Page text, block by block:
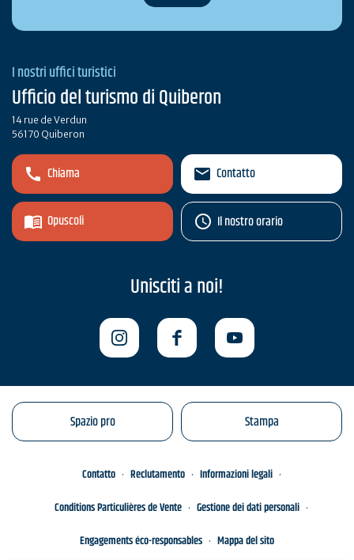
I nostri uffici turistici
Ufficio del turismo di Quiberon
14 rue de Verdun
56170 Quiberon
Chiama
Opuscoli
Contatto
Il nostro orario
Unisciti a noi!
Spazio pro Stampa
Contatto Reclutamento
Informazioni legali
Conditions Particulières de Vente
Gestione dei dati personali
Engagements éco-responsables
Mappa del sito